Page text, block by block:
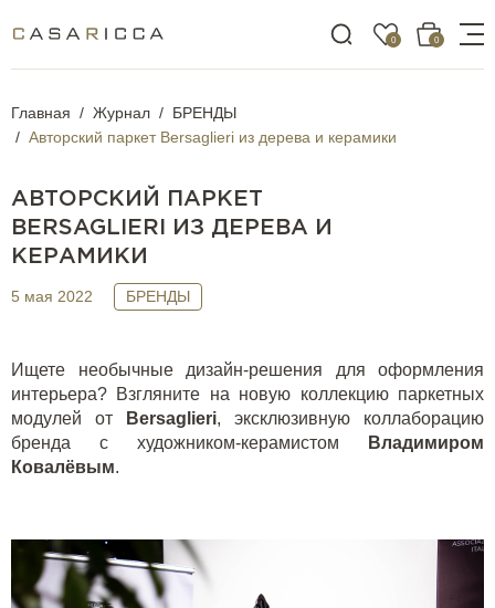
0 0
Главная Журнал
БРЕНДЫ
Авторский паркет Bersaglieri из дерева и керамики
АВТОРСКИЙ ПАРКЕТ
BERSAGLIERI ИЗ ДЕРЕВА И
КЕРАМИКИ
5 мая 2022 БРЕНДЫ
Ищете необычные дизайн-решения для оформления
интерьера? Взгляните на новую коллекцию паркетных
модулей от
Bersaglieri, эксклюзивную коллаборацию
бренда с художником-керамистом
Владимиром
Ковалёвым.